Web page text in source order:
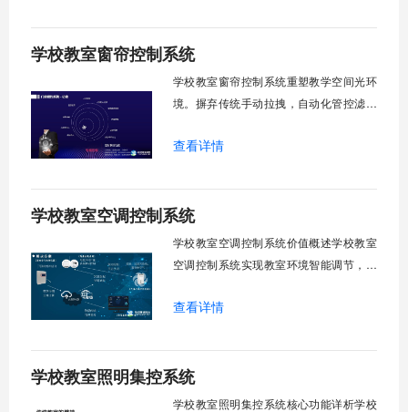
生视力健康，营造舒适教学环境。节能减
排效果显著，延长窗帘使用寿命，降低学
学校教室窗帘控制系统
学校教室窗帘控制系统重塑教学空间光环
境。摒弃传统手动拉拽，自动化管控滤除
足，节能降耗。精准适配多媒体教学、考
能智慧校园生态升级。智能光感调节1. 动
态光照追踪实时捕捉室外照度参数。光照
查看详情
学校教室空调控制系统
学校教室空调控制系统价值概述学校教室
空调控制系统实现教室环境智能调节，提
管理全校空调设备，远程监控运行状态，
警。管理人员通过平台统一管控，减少人
工巡检工作量，延长设备使用寿命，节约
查看详情
学校教室照明集控系统
学校教室照明集控系统核心功能详析学校